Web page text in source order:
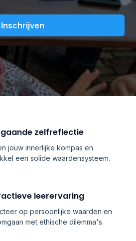
Inschrijven
zelfreflectie
jouw innerlijke kompas en
een solide waardensysteem.
leerervaring
op persoonlijke waarden en
met ethische dilemma's.